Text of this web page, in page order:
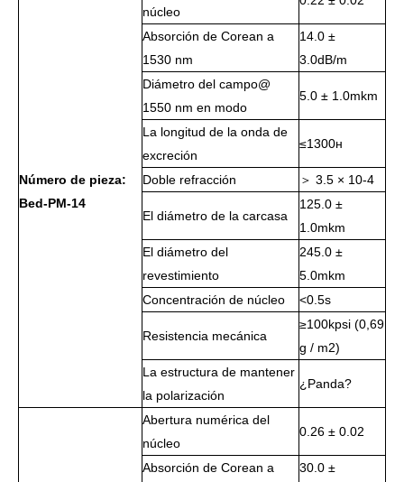
Número de pieza:
Bed-PM-14
núcleo
Absorción de Corean a
1530 nm
14.0 ±
3.0dB/m
Diámetro del campo@
1550 nm en modo
5.0 ± 1.0mkm
La longitud de la onda de
excreción
≤1300н
Doble refracción ＞ 3.5 × 10-4
El diámetro de la carcasa
125.0 ±
1.0mkm
El diámetro del
revestimiento
245.0 ±
5.0mkm
Concentración de núcleo
<0.5s
Resistencia mecánica
≥100kpsi (0,69
g / m2)
La estructura de mantener
la polarización
¿Panda?
Abertura numérica del
núcleo
0.26 ± 0.02
Absorción de Corean a
30.0 ±